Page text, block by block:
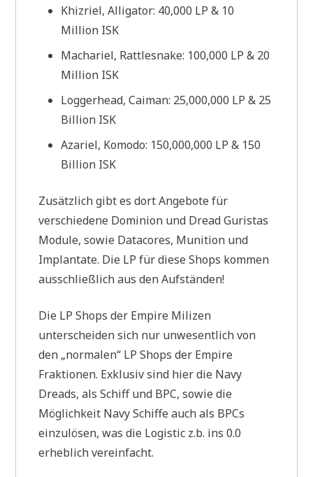
Khizriel, Alligator: 40,000 LP & 10
Million ISK
Machariel, Rattlesnake: 100,000 LP & 20
Million ISK
Loggerhead, Caiman: 25,000,000 LP & 25
Billion ISK
Azariel, Komodo: 150,000,000 LP & 150
Billion ISK
Zusätzlich gibt es dort Angebote für
verschiedene Dominion und Dread Guristas
Module, sowie Datacores, Munition und
Implantate. Die LP für diese Shops kommen
ausschließlich aus den Aufständen!
Die LP Shops der Empire Milizen
unterscheiden sich nur unwesentlich von
den „normalen“ LP Shops der Empire
Fraktionen. Exklusiv sind hier die Navy
Dreads, als Schiff und BPC, sowie die
Möglichkeit Navy Schiffe auch als BPCs
einzulösen, was die Logistic z.b. ins 0.0
erheblich vereinfacht.